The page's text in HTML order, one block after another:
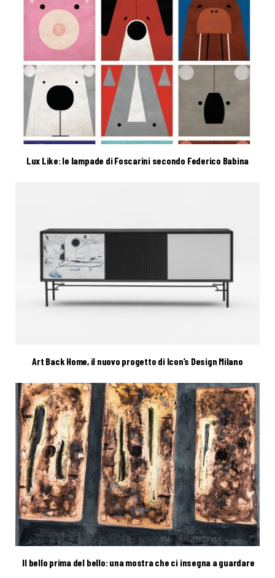
Lux Like: le lampade di Foscarini secondo Federico Babina
Art Back Home, il nuovo progetto di Icon’s Design Milano
Il bello prima del bello: una mostra che ci insegna a guardare